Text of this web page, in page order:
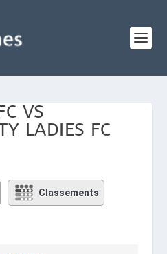
VS
LADIES FC
Classements